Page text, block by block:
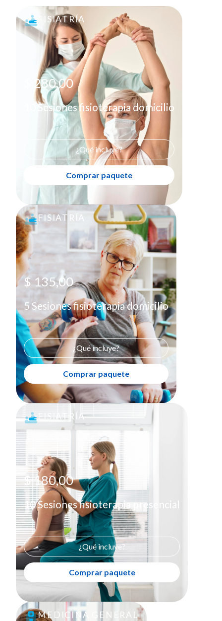
FISIATRÍA
$ 280,00
10 Sesiones fisioterapia domicilio
¿Qué incluye?
Comprar paquete
10 Sesiones fisioterapia domicilio
$ 280,00
X
Comprar paquete
FISIATRÍA
$ 135,00
5 Sesiones fisioterapia domicilio
¿Qué incluye?
Comprar paquete
5 Sesiones fisioterapia domicilio
$ 135,00
X
Comprar paquete
FISIATRÍA
$ 180,00
10 Sesiones fisioterapia presencial
¿Qué incluye?
Comprar paquete
10 Sesiones fisioterapia presencial
Comprar paquete
MEDICINA GENERAL